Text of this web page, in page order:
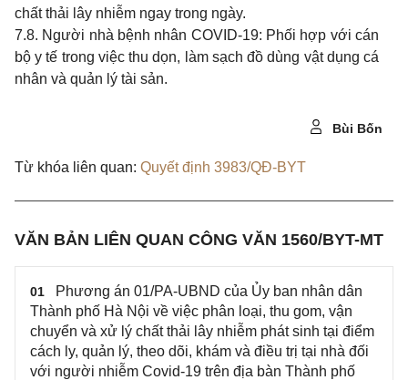
chất thải lây nhiễm ngay trong ngày.
7.8. Người nhà bệnh nhân COVID-19: Phối hợp với cán
bộytế trong việcthudọn, làm sạch đồ dùng vật dụng cá
nhân và quản lý tài sản.
Bùi Bốn
Từ khóa liên quan: Quyết định 3983/QĐ-BYT
VĂN BẢN LIÊN QUAN CÔNG VĂN 1560/BYT-MT
01
Phương án 01/PA-UBND của Ủy ban nhân dân
Thành phố Hà Nội về việc phân loại, thu gom, vận
chuyển và xử lý chất thải lây nhiễm phát sinh tại điểm
cách ly, quản lý, theo dõi, khám và điều trị tại nhà đối
với người nhiễm Covid-19 trên địa bàn Thành phố